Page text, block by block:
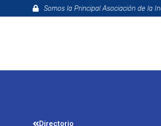
Somos la Principal Asociación de la
Directorio